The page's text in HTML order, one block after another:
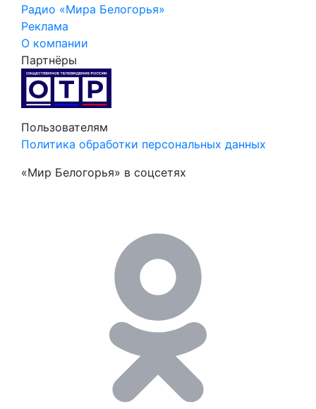
Радио «Мира Белогорья»
Реклама
О компании
Партнёры
Пользователям
Политика обработки персональных данных
«Мир Белогорья» в соцсетях